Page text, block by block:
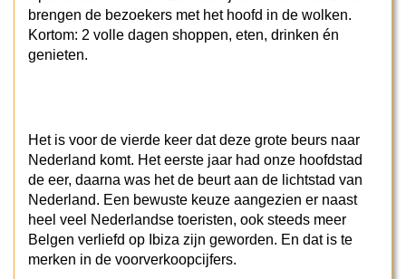
brengen de bezoekers met het hoofd in de wolken.
Kortom: 2 volle dagen shoppen, eten, drinken én
genieten.
Het is voor de vierde keer dat deze grote beurs naar
Nederland komt. Het eerste jaar had onze hoofdstad
de eer, daarna was het de beurt aan de lichtstad van
Nederland. Een bewuste keuze aangezien er naast
heel veel Nederlandse toeristen, ook steeds meer
Belgen verliefd op Ibiza zijn geworden. En dat is te
merken in de voorverkoopcijfers.